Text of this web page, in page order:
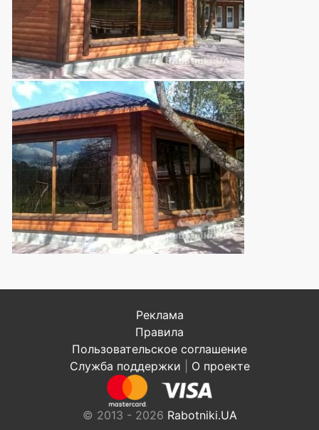
Реклама
Правила
Пользовательское соглашение
Служба поддержки
О проекте
© 2013 - 2026 Rabotniki.UA